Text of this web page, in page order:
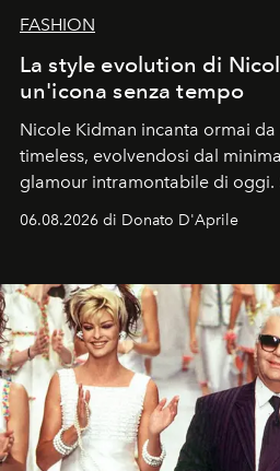
FASHION
La style evolution di
un'icona senza tempo
Nicole Kidman incanta ormai
timeless, evolvendosi dal
glamour intramontabile di oggi.
06.08.2026 di Donato D'Aprile